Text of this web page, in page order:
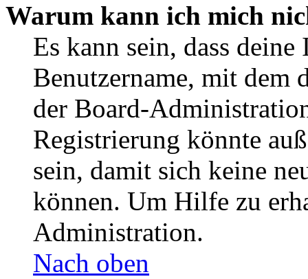
Warum kann ich mich
Es kann sein, dass
Benutzername, mit dem
der Board-
Registrierung könnte
sein, damit sich keine
können. Um Hilfe zu
Administration.
Nach oben